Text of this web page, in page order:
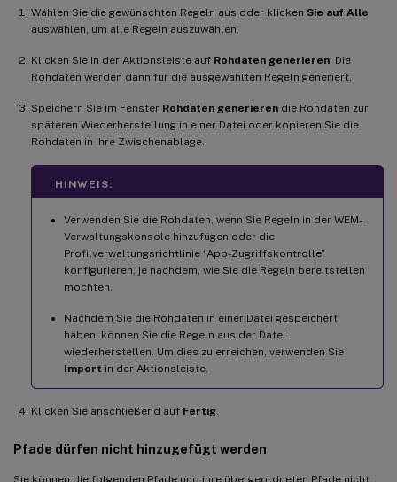
Wählen Sie die gewünschten Regeln aus oder klicken Sie auf Alle
auswählen, um alle Regeln auszuwählen.
Klicken Sie in der Aktionsleiste auf Rohdaten generieren . Die
Rohdaten werden dann für die ausgewählten Regeln generiert.
Speichern Sie im Fenster Rohdaten generieren die Rohdaten zur
späteren Wiederherstellung in einer Datei oder kopieren Sie die
Rohdaten in Ihre Zwischenablage.
HINWEIS:
Verwenden Sie die Rohdaten, wenn Sie Regeln in der WEM-
Verwaltungskonsole hinzufügen oder die
Profilverwaltungsrichtlinie “App-Zugriffskontrolle”
konfigurieren, je nachdem, wie Sie die Regeln bereitstellen
möchten.
Nachdem Sie die Rohdaten in einer Datei gespeichert
haben, können Sie die Regeln aus der Datei
wiederherstellen. Um dies zu erreichen, verwenden Sie
Import in der Aktionsleiste.
Klicken Sie anschließend auf Fertig
Pfade dürfen nicht hinzugefügt werden
Sie können die folgenden Pfade und ihre übergeordneten Pfade nicht